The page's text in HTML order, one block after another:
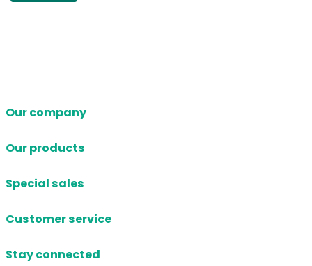
Our company
Our products
Special sales
Customer service
Stay connected